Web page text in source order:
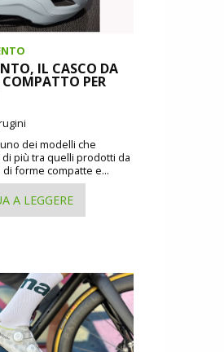
IL CASCO DA
PER
dei modelli che
più tra quelli prodotti da
di forme compatte e...
A LEGGERE